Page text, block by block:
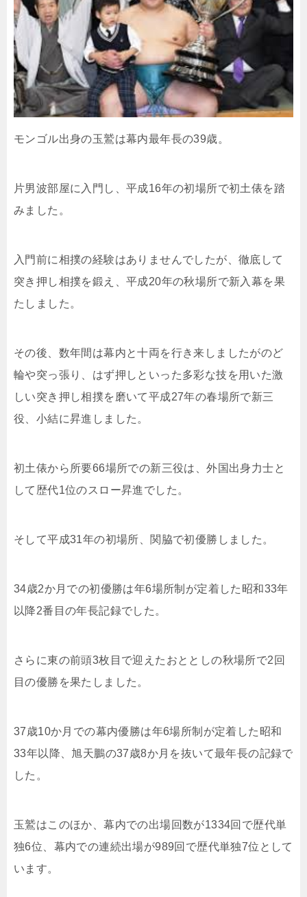
モンゴル出身の玉鷲は幕内最年長の39歳。
片男波部屋に入門し、平成16年の初場所で初土俵を踏
みました。
入門前に相撲の経験はありませんでしたが、徹底して
突き押し相撲を鍛え、平成20年の秋場所で新入幕を果
たしました。
その後、数年間は幕内と十両を行き来しましたがのど
輪や突っ張り、はず押しといった多彩な技を用いた激
しい突き押し相撲を磨いて平成27年の春場所で新三
役、小結に昇進しました。
初土俵から所要66場所での新三役は、外国出身力士と
して歴代1位のスロー昇進でした。
そして平成31年の初場所、関脇で初優勝しました。
34歳2か月での初優勝は年6場所制が定着した昭和33年
以降2番目の年長記録でした。
さらに東の前頭3枚目で迎えたおととしの秋場所で2回
目の優勝を果たしました。
37歳10か月での幕内優勝は年6場所制が定着した昭和
33年以降、旭天鵬の37歳8か月を抜いて最年長の記録で
した。
玉鷲はこのほか、幕内での出場回数が1334回で歴代単
独6位、幕内での連続出場が989回で歴代単独7位として
います。